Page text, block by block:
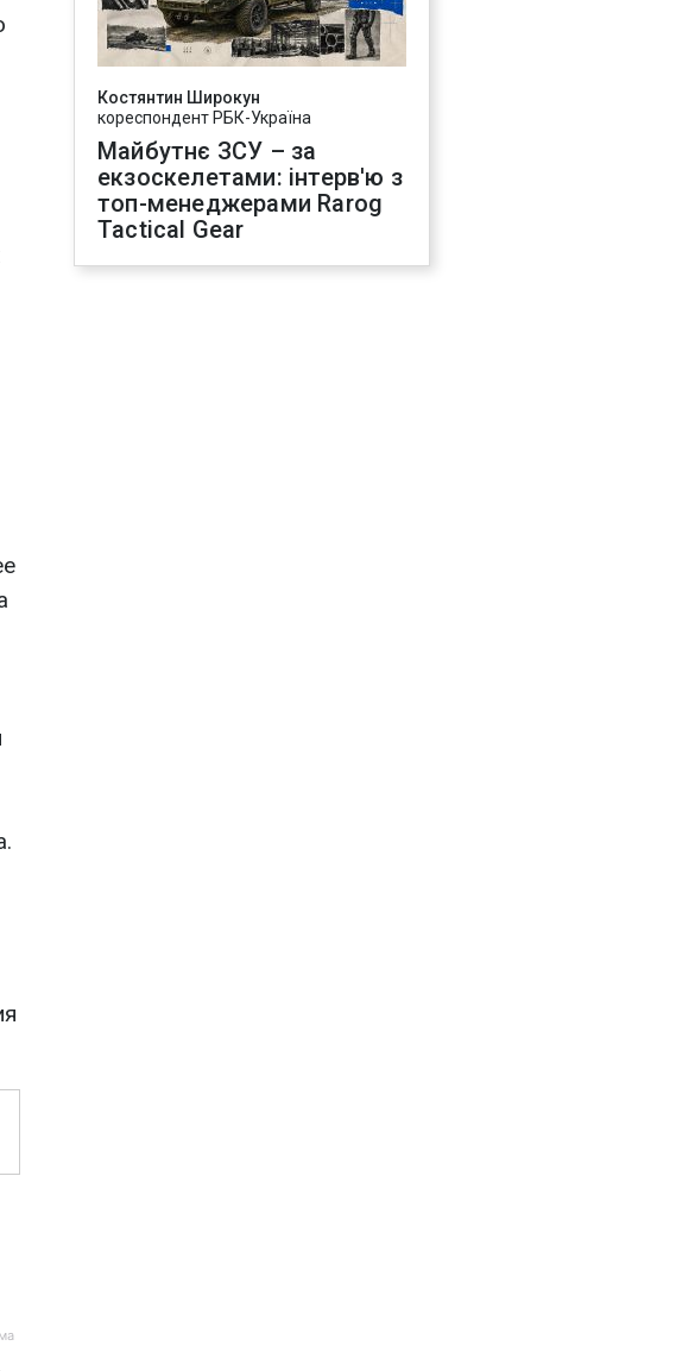
Костянтин Широкун
кореспондент РБК-Україна
Майбутнє ЗСУ – за
екзоскелетами: інтерв'ю з
топ-менеджерами Rarog
Tactical Gear